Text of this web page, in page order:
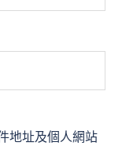
地址及個人網站